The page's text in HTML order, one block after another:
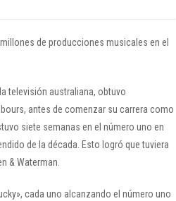
de producciones musicales en el
televisión australiana, obtuvo
antes de comenzar su carrera como
siete semanas en el número uno en
de la década. Esto logró que tuviera
& Waterman.
cada uno alcanzando el número uno